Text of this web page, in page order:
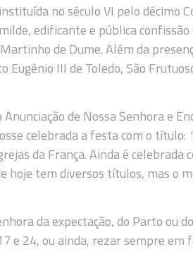
no século VI pelo décimo
edificante e pública
de Dume. Além da
III de Toledo, São
de Nossa Senhora e
celebrada a festa com o título:
da França. Ainda é celebrada
hoje tem diversos títulos, mas o
da expectação, do Parto ou
e 24, ou ainda, rezar sempre em